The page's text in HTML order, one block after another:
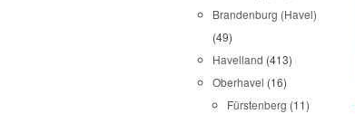
Brandenburg (Havel)
(49)
Havelland (413)
Oberhavel (16)
Fürstenberg (11)